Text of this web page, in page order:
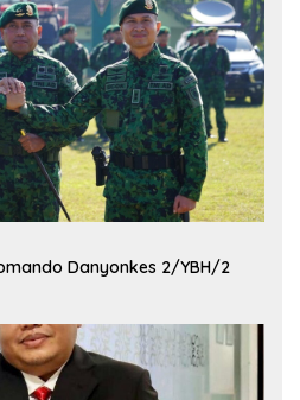
Danyonkes 2/YBH/2